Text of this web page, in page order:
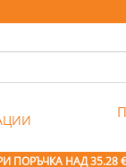
ПОРЪЧКА НАД 35.28